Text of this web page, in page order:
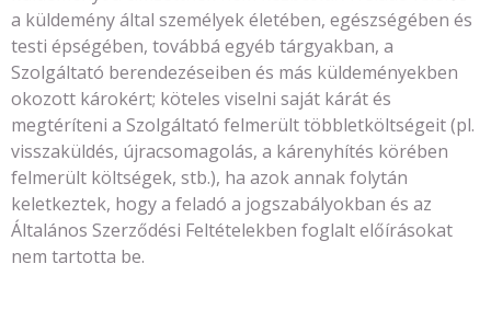
a küldemény által személyek életében, egészségében és
testi épségében, továbbá egyéb tárgyakban, a
Szolgáltató berendezéseiben és más küldeményekben
okozott károkért; köteles viselni saját kárát és
megtéríteni a Szolgáltató felmerült többletköltségeit (pl.
visszaküldés, újracsomagolás, a kárenyhítés körében
felmerült költségek, stb.), ha azok annak folytán
keletkeztek, hogy a feladó a jogszabályokban és az
Általános Szerződési Feltételekben foglalt előírásokat
nem tartotta be.